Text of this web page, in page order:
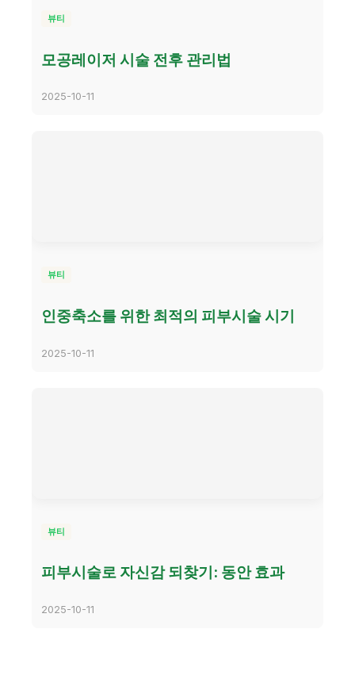
뷰티
모공레이저 시술 전후 관리법
2025-10-11
뷰티
인중축소를 위한 최적의 피부시술 시기
2025-10-11
뷰티
피부시술로 자신감 되찾기: 동안 효과
2025-10-11